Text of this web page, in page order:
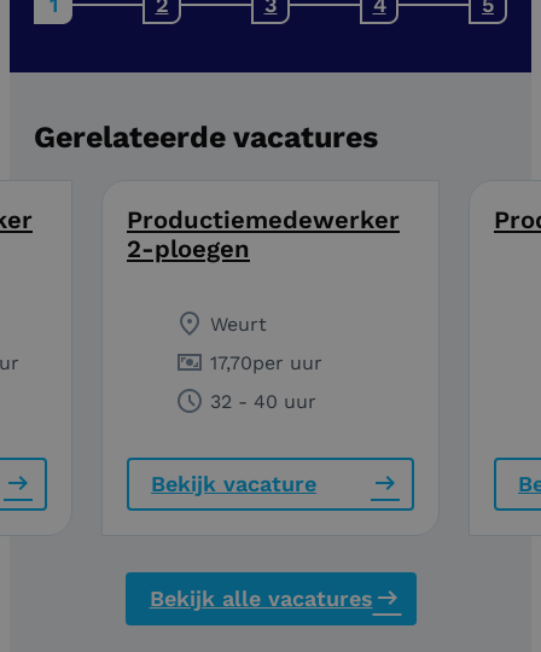
Gerelateerde vacatures
Productiemedewerker
2-ploegen
Weurt
17,70per uur
32 - 40 uur
Bekijk vacature
Bekijk alle vacatures